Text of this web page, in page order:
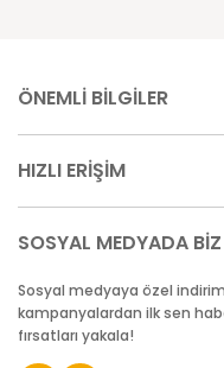
ÖNEMLİ BİLGİLER
HIZLI ERİŞİM
SOSYAL MEDYADA BİZ
Sosyal medyaya özel
kampanyalardan ilk sen
fırsatları yakala!